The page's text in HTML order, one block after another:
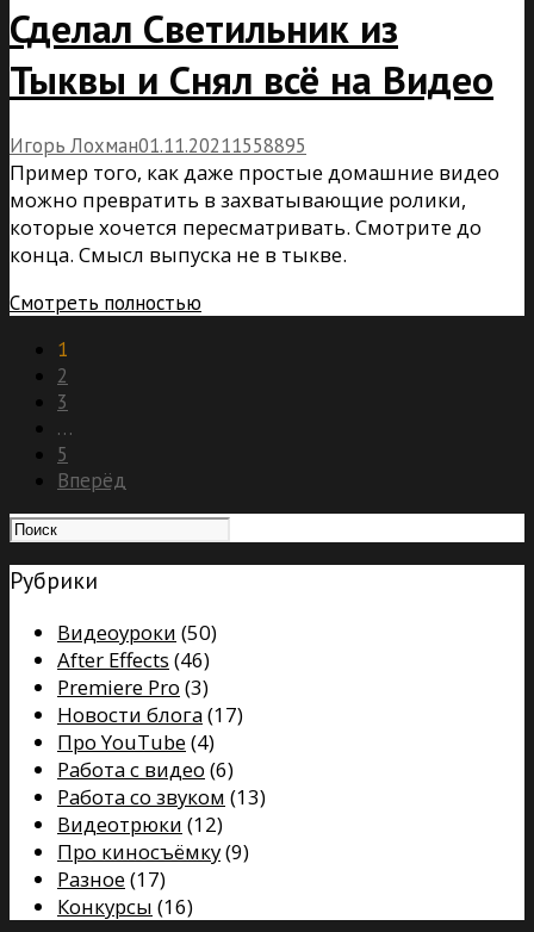
Сделал Светильник из
Тыквы и Снял всё на Видео
Игорь Лохман01.11.20211558895
Пример того, как даже простые домашние видео
можно превратить в захватывающие ролики,
которые хочется пересматривать. Смотрите до
конца. Смысл выпуска не в тыкве.
Смотреть полностью
1
2
3
…
5
Вперёд
Рубрики
Видеоуроки (50)
After Effects (46)
Premiere Pro (3)
Новости блога(17)
Про YouTube(4)
Работа с видео (6)
Работа со звуком (13)
Видеотрюки (12)
Про киносъёмку(9)
Разное(17)
Конкурсы (16)